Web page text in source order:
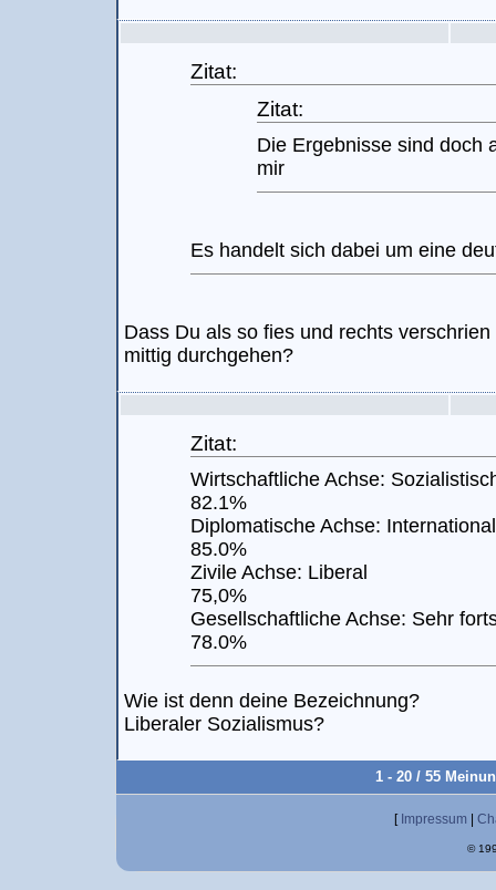
Zitat:
Zitat:
Die Ergebnisse sind doch
mir
Es handelt sich dabei um eine
Dass Du als so fies und rechts
mittig durchgehen?
Zitat:
Wirtschaftliche Achse:
82.1%
Diplomatische Achse:
85.0%
Zivile Achse: Liberal
75,0%
Gesellschaftliche Achse: Sehr
78.0%
Wie ist denn deine Bezeichnung?
Liberaler Sozialismus?
1 - 20 / 55
[ Impressum
©